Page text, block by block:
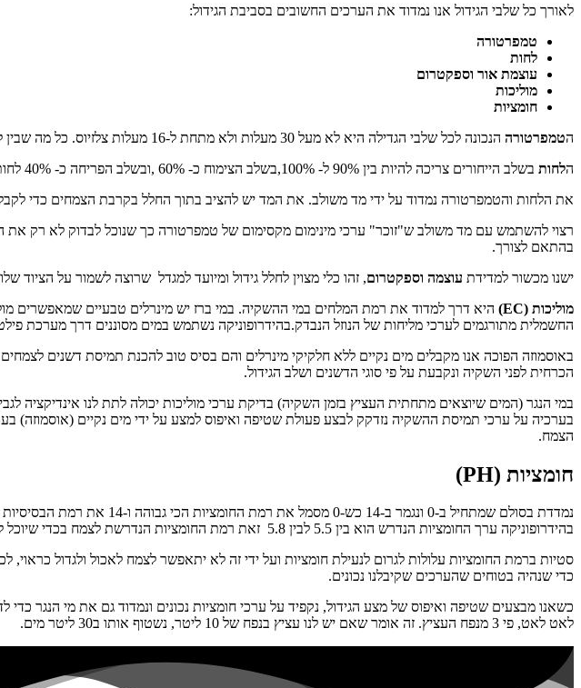
לאורך כל שלבי הגידול אנו נמדוד את הערכים החשובים בסביבת הגידול:
טמפרטורה
לחות
עוצמת אור וספקטרום
מוליכות
חומציות
הטמפרטורה הנכונה לכל שלבי הגדילה היא לא מעל 30 מעלות ולא מתחת ל-16 מעלות צלזיוס. כל מה שבין לבין נחשב לסביר כשהטמפרטורה האידאלית היא 25 מעלות צלזיוס בזמן אור ו- 22 מעלות בחושך.
הלחות בשלב הייחורים צריכה להיות בין 90% ל- 100%,בשלב הצימוח כ- 60% ,ובשלב הפריחה כ- 40% לחות.
את הלחות והטמפרטורה נמדוד על ידי מד משולב. את המד יש להציב בתוך החלל בקרבת הצמחים כדי
רצוי להשתמש עם מד משולב ש"זוכר" ערכי מינימום מקסימום של טמפרטורה כך שנוכל לבדוק לא רק את
בהתאם לצורך.
ישנו מכשור למדידת עוצמה וספקטרום, זהו כלי מצוין לחלל גידול ומיועד למגדל שרוצה לשמור על
מוליכות (EC
)
החשמלית מתורגמים לערכי מליחות של הנוזל הנבדק.בהידרופוניקה נשתמש במים מסוננים דרך מערכת
הכרחית לפני השקיה ונקבעת על פי סוגי הדשנים ושלב הגידול.
במי הנגר (המים שיוצאים מתחתית העציץ בזמן השקיה) בדיקת ערכי מוליכות יכולה לתת לנו
בערכיה על ערכי תמיסת ההשקיה נזדקק לבצע פעולת שטיפה ואיפוס למצע על ידי מים נקיים (אוסמוזה)
הצמח.
חומציות (PH)
בהידרופוניקה ערך החומציות הנדרש הוא בין 5.5 לבין 5.8 זאת רמת החומציות הנדרשת לצמח בכדי שיוכל לעכל טוב יותר את האוכל שאנו נותנים לו.
סטיות ברמת החומציות עלולות לגרום לנעילת חומציות ועל ידי זה לא יתאפשר לצמח לאכול ולגדול
כדי שנהיה בטוחים שהערכים שקיבלנו נכונים.
לאט לאט, פי 3 מנפח העציץ. זה אומר שאם יש לנו עציץ בנפח של 10 ליטר, נשטוף אותו ב30 ליטר מים.